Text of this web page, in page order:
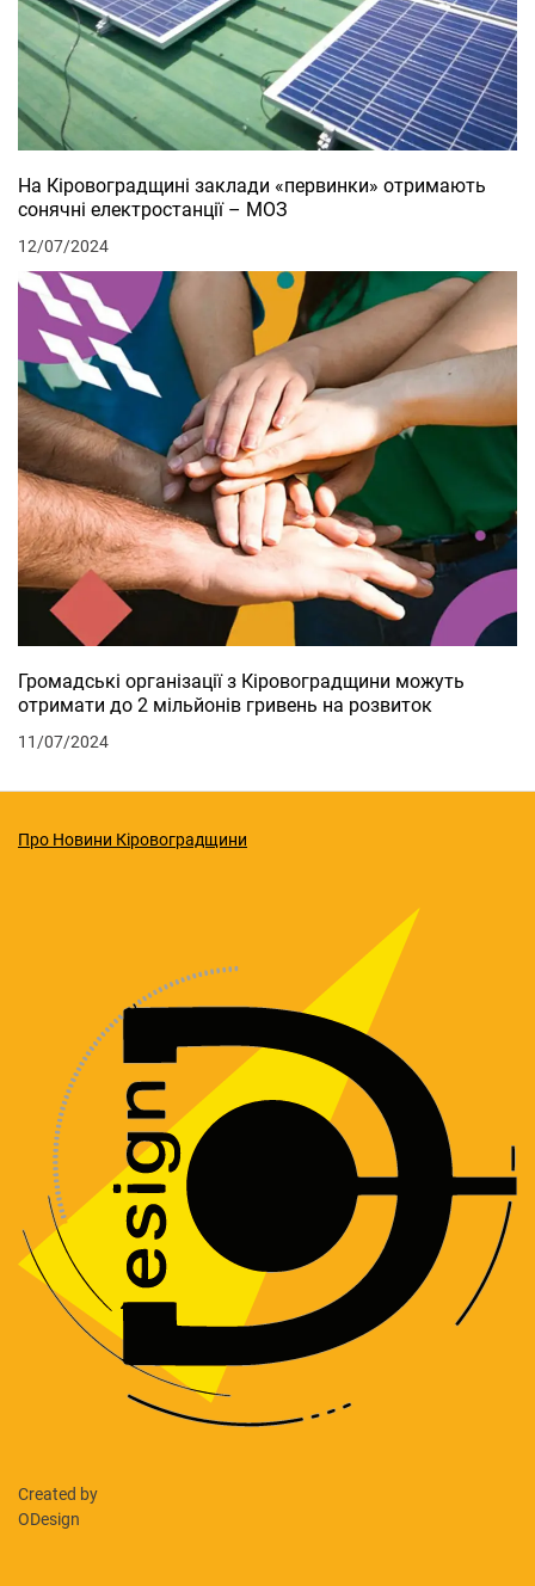
На Кіровоградщині заклади «первинки» отримають
сонячні електростанції – МОЗ
12/07/2024
Громадські організації з Кіровоградщини можуть
отримати до 2 мільйонів гривень на розвиток
11/07/2024
Про Новини Кіровоградщини
Created by
ODesign